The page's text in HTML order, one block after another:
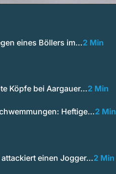
eines Böllers im…2 Min
Köpfe bei Aargauer…2 Min
Heftige…2 Min
einen Jogger…2 Min